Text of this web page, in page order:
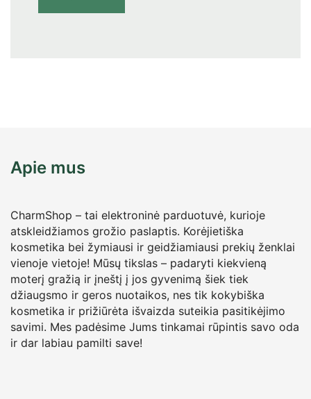
Apie mus
CharmShop – tai elektroninė parduotuvė, kurioje
atskleidžiamos grožio paslaptis. Korėjietiška
kosmetika bei žymiausi ir geidžiamiausi prekių ženklai
vienoje vietoje! Mūsų tikslas – padaryti kiekvieną
moterį gražią ir įneštį į jos gyvenimą šiek tiek
džiaugsmo ir geros nuotaikos, nes tik kokybiška
kosmetika ir prižiūrėta išvaizda suteikia pasitikėjimo
savimi. Mes padėsime Jums tinkamai rūpintis savo oda
ir dar labiau pamilti save!